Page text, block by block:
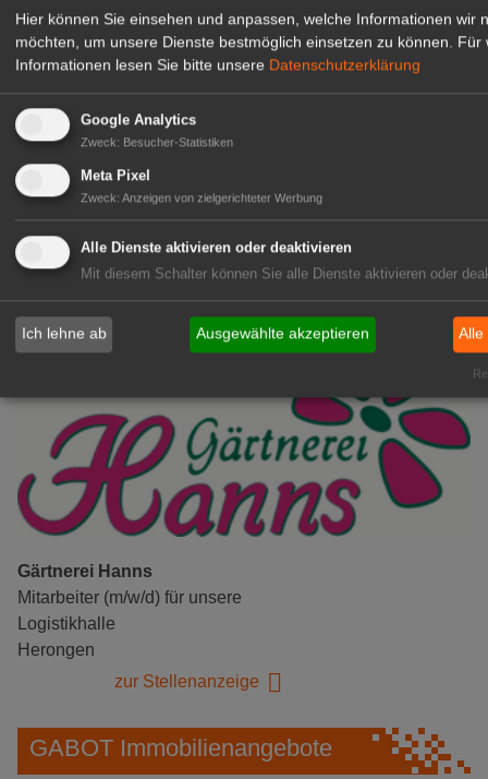
Kientzler Jungpflanzen GmbH
& Co KG
(Geselle/Meister/Techniker)
Gensingen
zur Stellenanzeige
Gärtnerei Hanns
Mitarbeiter (m/w/d) für unsere
Logistikhalle
Herongen
zur Stellenanzeige
GABOT Immobilienangebote
Hier können Sie einsehen und anpassen, welche Informationen wir
möchten, um unsere Dienste bestmöglich einsetzen zu können. Für
Informationen lesen Sie bitte unsere Datenschutzerklärung
Google Analytics
Zweck: Besucher-Statistiken
Meta Pixel
Zweck: Anzeigen von zielgerichteter Werbung
Alle Dienste aktivieren oder deaktivieren
Mit diesem Schalter können Sie alle Dienste aktivieren oder
Ich lehne ab Ausgewählte akzeptieren Alle